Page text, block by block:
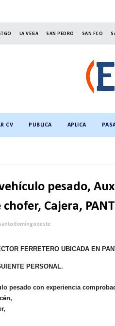
LA VEGA SAN PEDRO SAN FCO
CV PUBLICA APLICA
pesado,
Cajera,
FERRETERO UBICADA EN
PERSONAL.
pesado con experiencia